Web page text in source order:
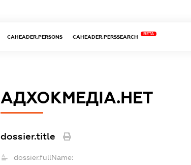
CAHEADER.PERSONS CAHEADER.PERSSEARCH
BETA
АДХОКМЕДІА.НЕТ
dossier.title
dossier.fullName: